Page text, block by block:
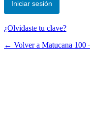
¿Olvidaste tu clave?
← Volver a Matucana 100